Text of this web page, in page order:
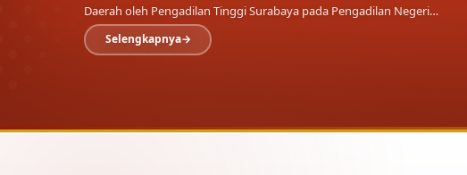
Daerah oleh Pengadilan Tinggi Surabaya pada Pengadilan Negeri…
Selengkapnya